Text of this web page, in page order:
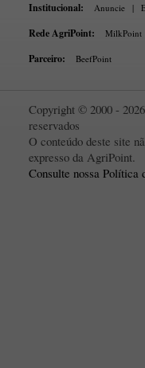
Institucional: Anuncie |
Rede AgriPoint: MilkPoint
Parceiro: BeefPoint
Copyright © 2000 -
reservados
O conteúdo deste site
expresso da AgriPoint.
Consulte nossa Política